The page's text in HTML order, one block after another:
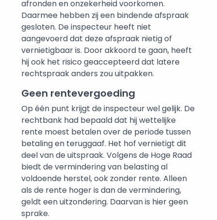
afronden en onzekerheid voorkomen.
Daarmee hebben zij een bindende afspraak
gesloten. De inspecteur heeft niet
aangevoerd dat deze afspraak nietig of
vernietigbaar is. Door akkoord te gaan, heeft
hij ook het risico geaccepteerd dat latere
rechtspraak anders zou uitpakken.
Geen rentevergoeding
Op één punt krijgt de inspecteur wel gelijk. De
rechtbank had bepaald dat hij wettelijke
rente moest betalen over de periode tussen
betaling en teruggaaf. Het hof vernietigt dit
deel van de uitspraak. Volgens de Hoge Raad
biedt de vermindering van belasting al
voldoende herstel, ook zonder rente. Alleen
als de rente hoger is dan de vermindering,
geldt een uitzondering. Daarvan is hier geen
sprake.